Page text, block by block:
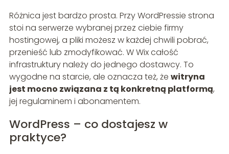
Różnica jest bardzo prosta. Przy WordPressie strona
stoi na serwerze wybranej przez ciebie firmy
hostingowej, a pliki możesz w każdej chwili pobrać,
przenieść lub zmodyfikować. W Wix całość
infrastruktury należy do jednego dostawcy. To
wygodne na starcie, ale oznacza też, że witryna
jest mocno związana z tą konkretną platformą,
jej regulaminem i abonamentem.
WordPress – co dostajesz w
praktyce?